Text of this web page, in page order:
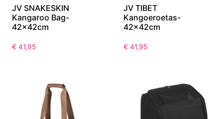
JV SNAKESKIN
Kangaroo Bag-
42x42cm
€ 41,95
JV TIBET
Kangoeroetas-
42x42cm
€ 41,95